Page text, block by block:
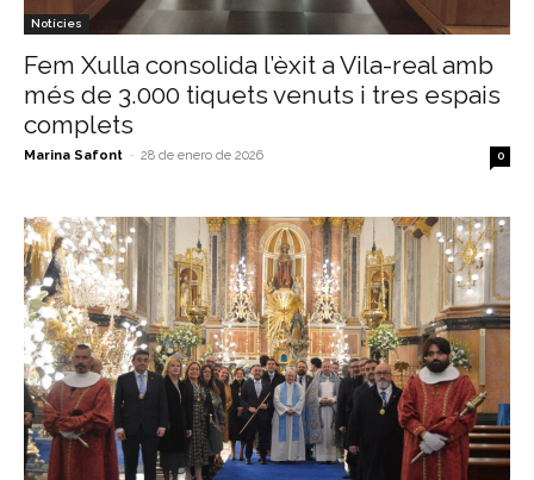
Notícies
Fem Xulla consolida l’èxit a Vila-real amb
més de 3.000 tiquets venuts i tres espais
complets
Marina Safont - 28 de enero de 2026 0